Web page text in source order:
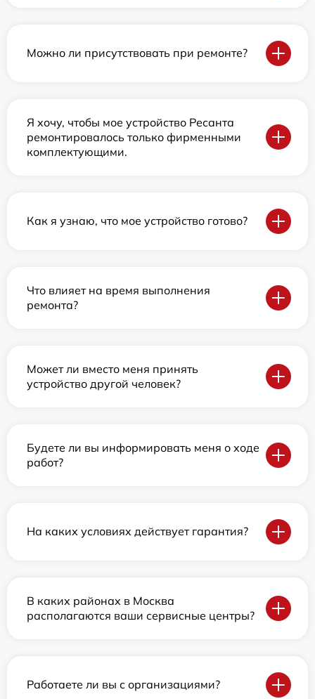
Можно ли присутствовать при ремонте?
Я хочу, чтобы мое устройство Ресанта
ремонтировалось только фирменными
комплектующими.
Как я узнаю, что мое устройство готово?
Что влияет на время выполнения
ремонта?
Может ли вместо меня принять
устройство другой человек?
Будете ли вы информировать меня о ходе
работ?
На каких условиях действует гарантия?
В каких районах в Москва
располагаются ваши сервисные центры?
Работаете ли вы с организациями?